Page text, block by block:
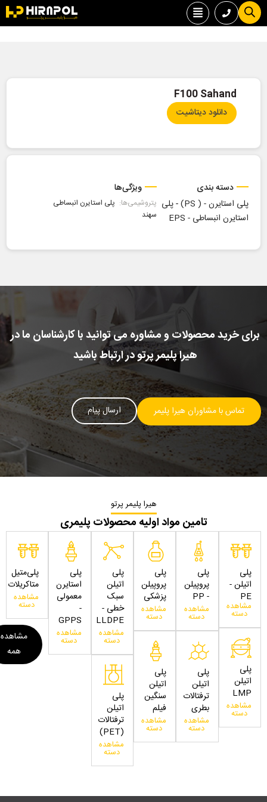
F100 Sahand
دانلود دیتاشیت
دسته بندی
پلی استایرن - ( PS)
-پلی
استایرن انبساطی - EPS
ویژگی‌ها
پتروشیمی‌ها: پلی استایرن انبساطی
سهند
برای خرید محصولات و مشاوره می توانید با کارشناسان ما در
هیرا پلیمر پرتو در ارتباط باشید
تماس با مشاوران هیرا پلیمر ارسال پیام
هیرا پلیمر پرتو
تامین مواد اولیه محصولات پلیمری
پلی
اتیلن -
PE
مشاهده
دسته
پلی
اتیلن
LMP
مشاهده
دسته
پلی
پروپیلن
- PP
مشاهده
دسته
پلی
اتیلن
ترفتالات
بطری
مشاهده
دسته
پلی
پروپیلن
پزشکی
مشاهده
دسته
پلی
اتیلن
سنگین
فیلم
مشاهده
دسته
پلی
اتیلن
سبک
خطی -
LLDPE
مشاهده
دسته
پلی
اتیلن
ترفتالات
(PET)
مشاهده
دسته
پلی
استایرن
معمولی
-
GPPS
مشاهده
دسته
پلی‌متیل
متاکریلات
مشاهده
دسته
مشاهده
همه